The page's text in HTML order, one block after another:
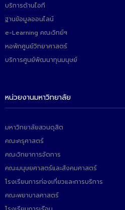
บริการด้านไอที
ฐานข้อมูลออนไลน์
e-Learning คณะวิทย์ฯ
หอพักศูนย์วิทยาศาสตร์
บริการศูนย์พัฒนาทุนมนุษย์
หน่วยงานมหาวิทยาลัย
มหาวิทยาลัยสวนดุสิต
คณะครุศาสตร์
คณะวิทยาการจัดการ
คณะมนุษยศาสตร์และสังคมศาสตร์
โรงเรียนการท่องเที่ยวและการบริการ
คณะพยาบาลศาสตร์